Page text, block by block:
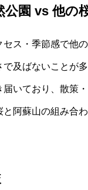
公園 vs 他の
ス・季節感で他
及ばないことが
いており、散策
阿蘇山の組み合